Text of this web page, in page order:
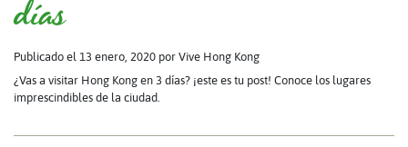
días
Publicado el 13 enero, 2020 por Vive Hong Kong
¿Vas a visitar Hong Kong en 3 días? ¡este es tu post! Conoce los lugares
imprescindibles de la ciudad.